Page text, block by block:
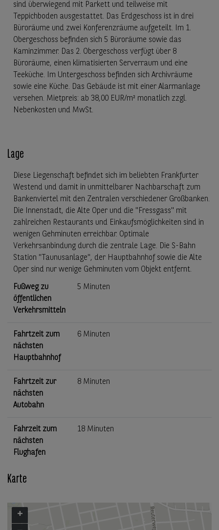
sind überwiegend mit Parkett und teilweise mit
Teppichboden ausgestattet. Das Erdgeschoss ist in drei
Büroräume und zwei Konferenzräume aufgeteilt. Im 1.
Obergeschoss befinden sich 5 Büroräume sowie das
Kaminzimmer. Das 2. Obergeschoss verfügt über 8
Büroräume, einen klimatisierten Serverraum und eine
Teeküche. Im Untergeschoss befinden sich Archivräume
sowie eine Küche. Das Gebäude ist mit einer Alarmanlage
versehen. Mietpreis: ab 38,00 EUR/m² monatlich zzgl.
Nebenkosten und MwSt.
Lage
Diese Liegenschaft befindet sich im beliebten Frankfurter
Westend und damit in unmittelbarer Nachbarschaft zum
Bankenviertel mit den Zentralen verschiedener Großbanken.
Die Innenstadt, die Alte Oper und die "Fressgass" mit
zahlreichen Restaurants und Einkaufsmöglichkeiten sind in
wenigen Gehminuten erreichbar. Optimale
Verkehrsanbindung durch die zentrale Lage. Die S-Bahn
Station "Taunusanlage", der Hauptbahnhof sowie die Alte
Oper sind nur wenige Gehminuten vom Objekt entfernt.
Fußweg zu
öffentlichen
Verkehrsmitteln
5 Minuten
Fahrtzeit zum
nächsten
Hauptbahnhof
6 Minuten
Fahrtzeit zur
nächsten
Autobahn
8 Minuten
Fahrzeit zum
nächsten
Flughafen
18 Minuten
Karte
+